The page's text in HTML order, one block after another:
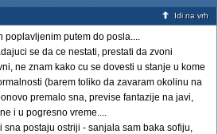
Idi na vrh
poplavljenim putem do posla....
se da ce nestati, prestati da zvoni
ne znam kako cu se dovesti u stanje u kome
(barem toliko da zavaram okolinu na
premalo sna, previse fantazije na javi,
i u pogresno vreme....
sna postaju ostriji - sanjala sam baka sofiju,